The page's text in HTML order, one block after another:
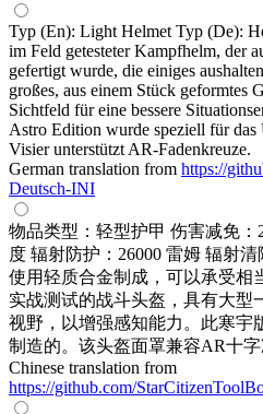
Typ (En): Light Helmet Typ (De):
im Feld getesteter Kampfhelm, der
gefertigt wurde, die einiges
großes, aus einem Stück geformtes
Sichtfeld für eine bessere
Astro Edition wurde speziell für das
Visier unterstützt AR-Fadenkreuze.
German translation from https://
Deutsch-INI
物品类型：轻型护甲 伤害减免：
度 辐射防护：26000 雷姆 辐射
使用轻质合金制成，可以承受相
实战测试的战斗头盔，具有大型
视野，以增强感知能力。此寒宇
制造的。该头盔面罩兼容AR十字
Chinese translation from
https://github.com/